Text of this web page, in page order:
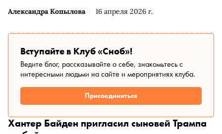
Александра Копылова 16 апреля 2026 г.
Вступайте в Клуб «Сноб»!
Ведите блог, рассказывайте о себе, знакомьтесь с
интересными людьми на сайте и мероприятиях клуба.
Присоединиться
Хантер Байден пригласил сыновей Трампа